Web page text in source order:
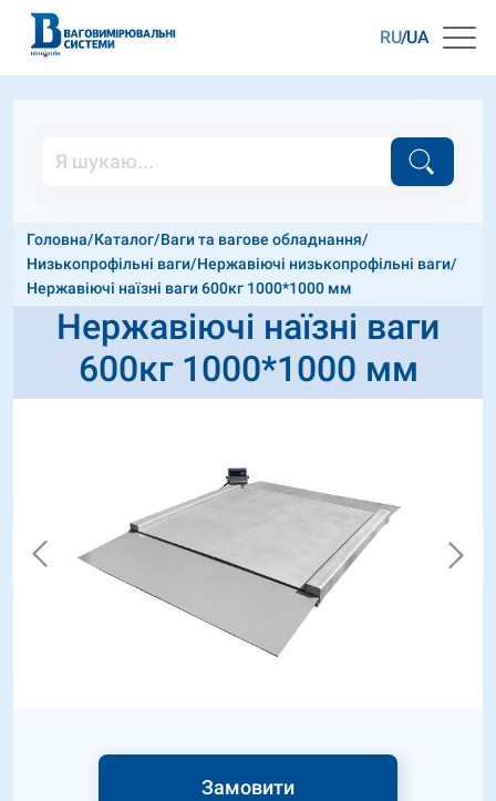
RU UA
Головна/Каталог/Ваги та вагове обладнання/
Низькопрофільні ваги/Нержавіючі низькопрофільні ваги/
Нержавіючі наїзні ваги 600кг 1000*1000 мм
Нержавіючі наїзні ваги
600кг 1000*1000 мм
Замовити